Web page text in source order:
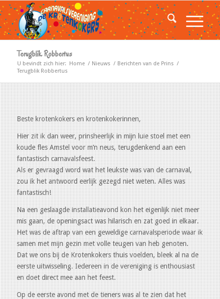
Terugblik Robbertus
U bevindt zich hier: Home / Nieuws / Berichten van de Prins /
Terugblik Robbertus
Beste krotenkokers en krotenkokerinnen,
Hier zit ik dan weer, prinsheerlijk in mijn luie stoel met een
koude fles Amstel voor m’n neus, terugdenkend aan een
fantastisch carnavalsfeest.
Als er gevraagd word wat het leukste was van de carnaval,
zou ik het antwoord eerlijk gezegd niet weten. Alles was
fantastisch!
Na een geslaagde installatieavond kon het eigenlijk niet meer
mis gaan, de openingsact was hilarisch en zat goed in elkaar.
Het was de aftrap van een geweldige carnavalsperiode waar ik
samen met mijn gezin met volle teugen van heb genoten.
Dat we ons bij de Krotenkokers thuis voelden, bleek al na de
eerste uitwisseling. Iedereen in de vereniging is enthousiast
en doet direct mee aan het feest.
Op de eerste avond met de tieners was al te zien dat het